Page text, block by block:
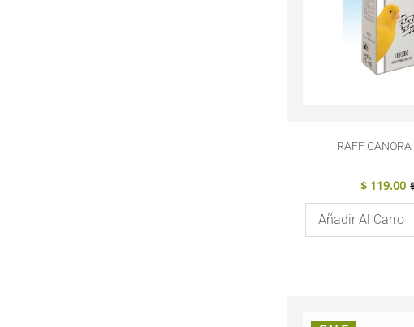
RAFF CANORA
$ 119.00
Añadir Al Carro